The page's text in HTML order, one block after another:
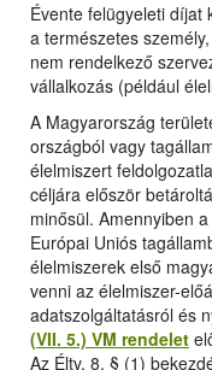
Évente felügyeleti díjat
a természetes
nem rendelkező
vállalkozás (például
A Magyarország
országból vagy
élelmiszert
céljára először
minősül. Amennyiben
Európai Uniós
élelmiszerek első
venni az élelmiszer-
adatszolgáltatásról és
(VII. 5.) VM rendelet
Az Éltv. 8. § (1)